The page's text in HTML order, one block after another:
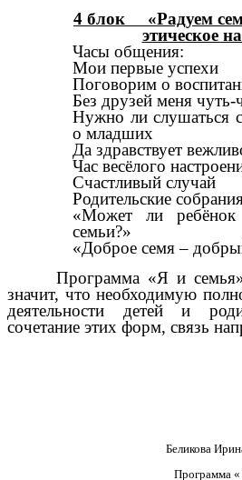
4 блок «Радуем
этическое
Часы общения:
Мои первые успехи
Поговорим о
Без друзей меня чуть-
Нужно ли слушаться
о младших
Да здравствует
Час весёлого
Счастливый случай
Родительские
«Может ли ребёнок
семьи?»
«Доброе семя –
Программа «Я и семья» -
значит, что необходимую
деятельности детей и
сочетание этих форм, связь
Беликова
Программа